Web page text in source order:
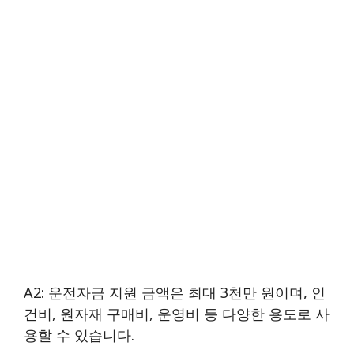
A2: 운전자금 지원 금액은 최대 3천만 원이며, 인
건비, 원자재 구매비, 운영비 등 다양한 용도로 사
용할 수 있습니다.